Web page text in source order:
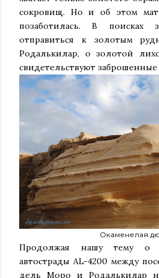
сокровищ. Но и об этом
позаботилась. В
отправиться к золотым
Родалькилар, о золотой
свидетельствуют
Окаменелая
Продолжая нашу тему о
автострады AL-4200 между
дель Моро и Родалькилар